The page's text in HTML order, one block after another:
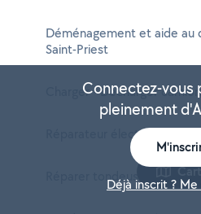
Déménagement et aide au
Saint-Priest
Charger - Décharger
Réparateur électroménager
Réparer tondeuse
Connectez-vous
pleinement
Déjà inscrit ?